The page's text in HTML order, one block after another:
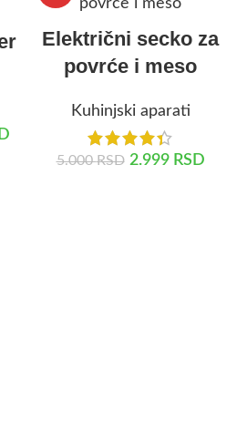
Električni secko za
povrće i meso
Kuhinjski aparati
5.000RSD 2.999 RSD